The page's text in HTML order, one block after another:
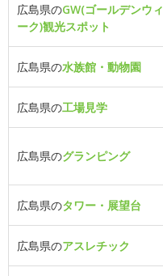
広島県のGW(ゴールデンウィ
ーク)観光スポット
広島県の水族館・動物園
広島県の工場見学
広島県のグランピング
広島県のタワー・展望台
広島県のアスレチック